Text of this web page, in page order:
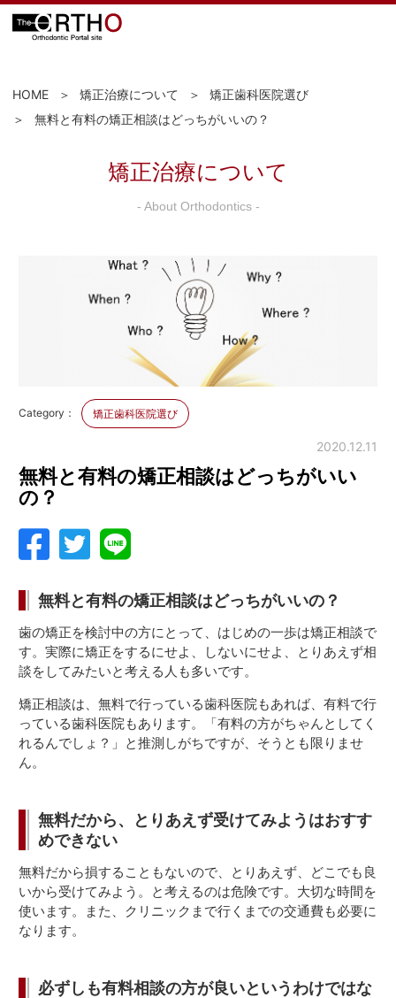
HOME 矯正治療について
矯正歯科医院選び
無料と有料の矯正相談はどっちがいいの？
矯正治療について
- About Orthodontics -
Category： 矯正歯科医院選び
2020.12.11
無料と有料の矯正相談はどっちがいい
の？
無料と有料の矯正相談はどっちがいいの？
歯の矯正を検討中の方にとって、はじめの一歩は矯正相談で
す。実際に矯正をするにせよ、しないにせよ、とりあえず相
談をしてみたいと考える人も多いです。
矯正相談は、無料で行っている歯科医院もあれば、有料で行
っている歯科医院もあります。「有料の方がちゃんとしてく
れるんでしょ？」と推測しがちですが、そうとも限りませ
ん。
無料だから、とりあえず受けてみようはおすす
めできない
無料だから損することもないので、とりあえず、どこでも良
いから受けてみよう。と考えるのは危険です。大切な時間を
使います。また、クリニックまで行くまでの交通費も必要に
なります。
必ずしも有料相談の方が良いというわけではな